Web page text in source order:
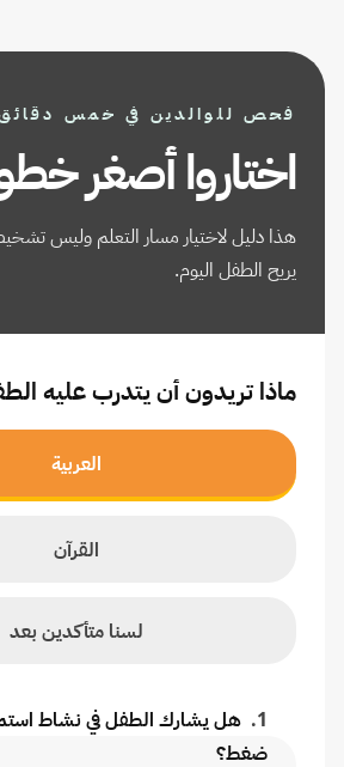
فحص للوالدين في خمس
اختاروا أصغر
هذا دليل لاختيار مسار التعلم وليس
يريح الطفل اليوم.
ماذا تريدون أن يتدرب عليه
العربية
القرآن
لسنا متأكدين بعد
1
. هل يشارك الطفل في نشاط
ضغط؟